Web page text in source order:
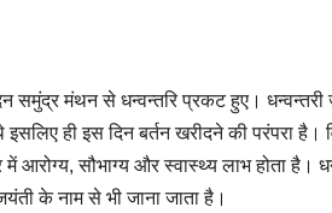
समुंद्र मंथन से धन्वन्तरि प्रकट हुए।
ही इस दिन बर्तन खरीदने की परंपरा है।
में आरोग्य, सौभाग्य और स्वास्थ्य लाभ होता
के नाम से भी जाना जाता है।